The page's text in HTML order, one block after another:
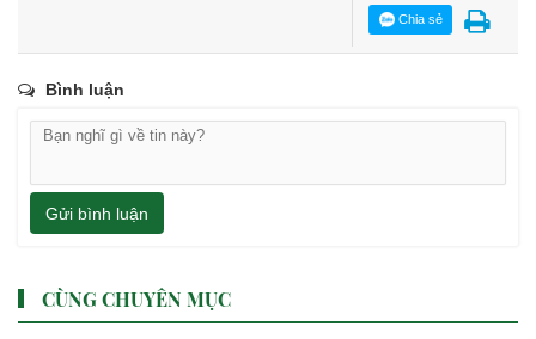
Chia sẻ
Bình luận
Gửi bình luận
CÙNG CHUYÊN MỤC